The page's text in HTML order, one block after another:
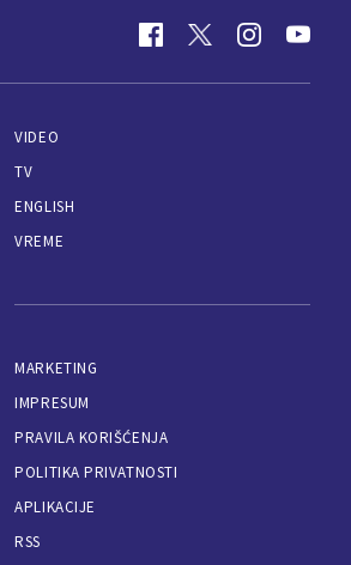
VIDEO
TV
ENGLISH
VREME
MARKETING
IMPRESUM
PRAVILA KORIŠĆENJA
POLITIKA PRIVATNOSTI
APLIKACIJE
RSS